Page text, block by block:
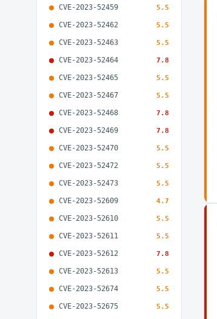
CVE-2023-52459 5.5
CVE-2023-52462 5.5
CVE-2023-52463 5.5
CVE-2023-52464 7.8
CVE-2023-52465 5.5
CVE-2023-52467 5.5
CVE-2023-52468 7.8
CVE-2023-52469 7.8
CVE-2023-52470 5.5
CVE-2023-52472 5.5
CVE-2023-52473 5.5
CVE-2023-52609 4.7
CVE-2023-52610 5.5
CVE-2023-52611 5.5
CVE-2023-52612 7.8
CVE-2023-52613 5.5
CVE-2023-52674 5.5
CVE-2023-52675 5.5